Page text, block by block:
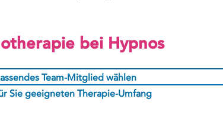
bei Hypnos
Team-Mitglied wählen
Sie geeigneten Therapie-Umfang